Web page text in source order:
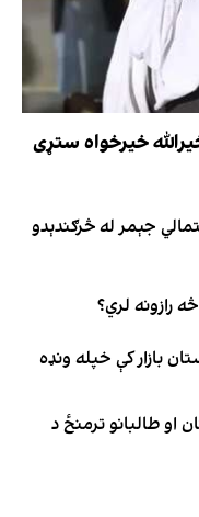
خیرخواه ستړی
جېمر له څرګندېدو
رازونه لري؟
بازار کې خپله ونډه
او طالبانو ترمنځ د